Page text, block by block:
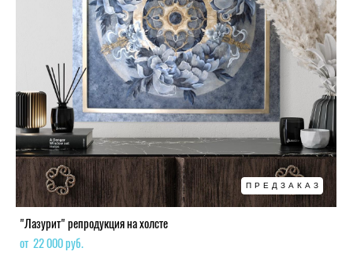
ПРЕДЗАКАЗ
"Лазурит" репродукция на холсте
от 22 000 pуб.